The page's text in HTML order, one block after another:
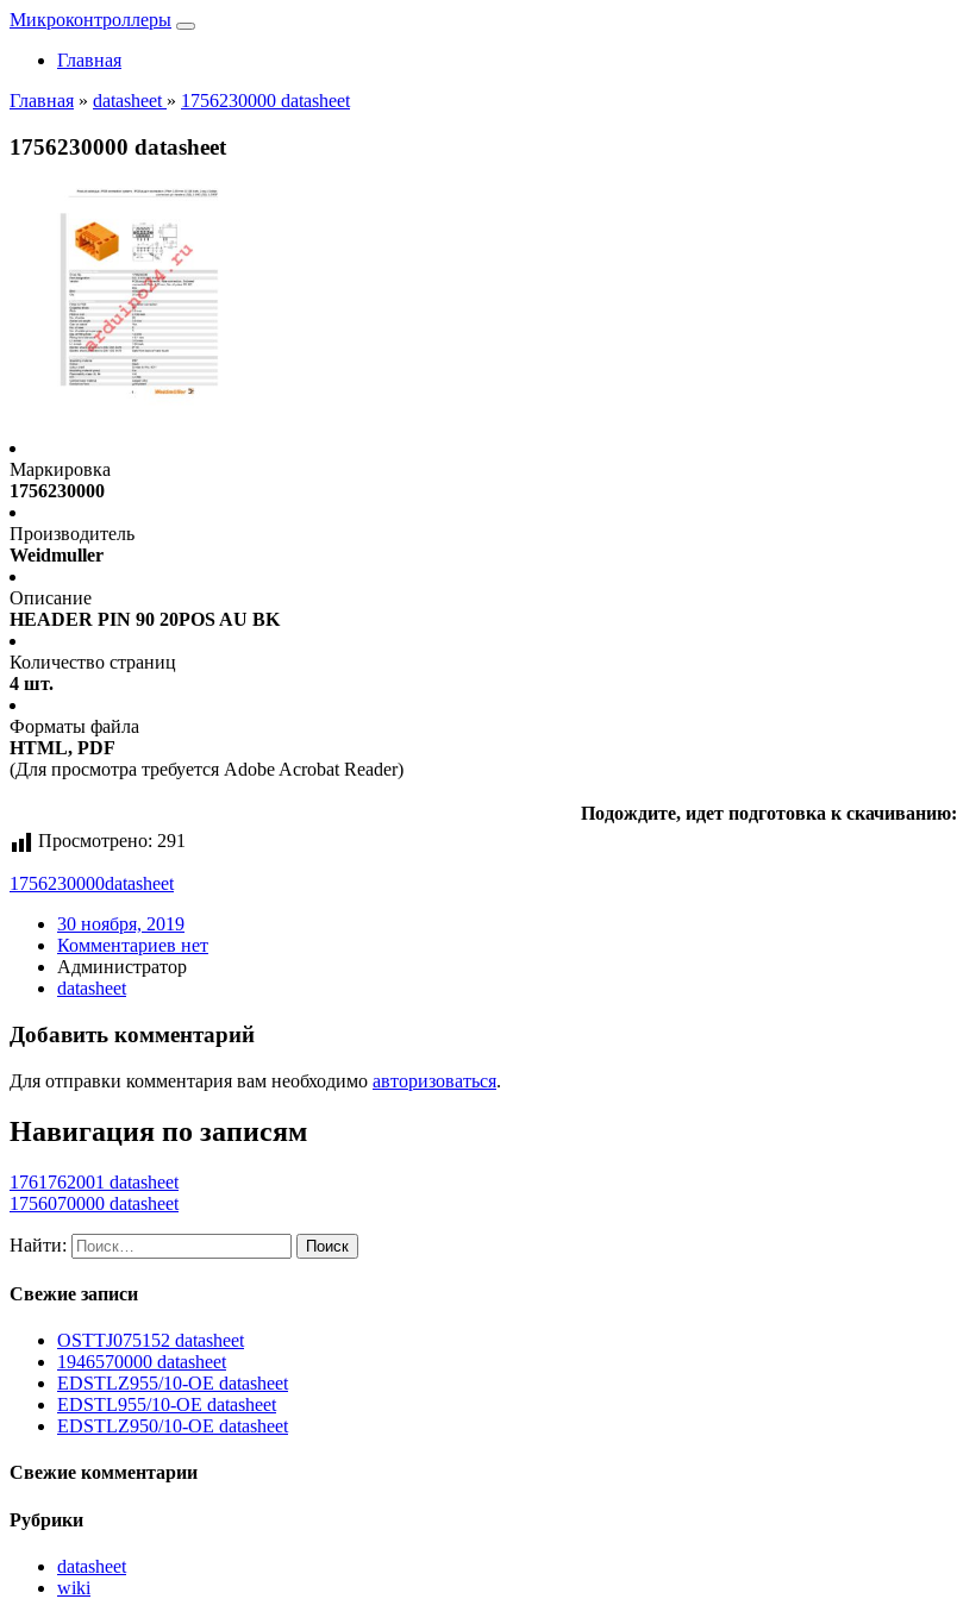
Микроконтроллеры
Главная
Главная » datasheet » 1756230000 datasheet
1756230000 datasheet
Маркировка
1756230000
Производитель
Weidmuller
Описание
HEADER PIN 90 20POS AU BK
Количество страниц
4 шт.
Форматы файла
HTML, PDF
(Для просмотра требуется Adobe Acrobat Reader)
Подождите, идет подготовка к скачиванию:
Просмотрено: 291
1756230000datasheet
30 ноября, 2019
Комментариев нет
Администратор
datasheet
Добавить комментарий
Для отправки комментария вам необходимо авторизоваться.
Навигация по записям
1761762001 datasheet
1756070000 datasheet
Найти:
Свежие записи
OSTTJ075152 datasheet
1946570000 datasheet
EDSTLZ955/10-OE datasheet
EDSTL955/10-OE datasheet
EDSTLZ950/10-OE datasheet
Свежие комментарии
Рубрики
datasheet
wiki